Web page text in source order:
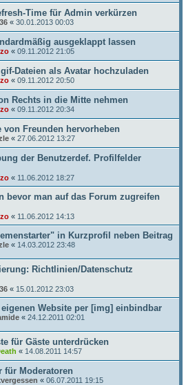
Time für Admin verkürzen
« 30.01.2013 00:03
ausgeklappt lassen
« 09.11.2012 21:05
Dateien als Avatar hochzuladen
« 09.11.2012 20:50
Rechts in die Mitte nehmen
« 09.11.2012 20:34
von Freunden hervorheben
« 27.06.2012 13:27
der Benutzerdef. Profilfelder
« 11.06.2012 18:27
bevor man auf das Forum zugreifen
« 11.06.2012 14:13
in Kurzprofil neben Beitrag
« 14.03.2012 23:48
Richtlinien/Datenschutz
« 15.01.2012 23:03
Website per [img] einbindbar
« 24.12.2011 02:01
für Gäste unterdrücken
« 14.08.2011 14:57
für Moderatoren
« 06.07.2011 19:15